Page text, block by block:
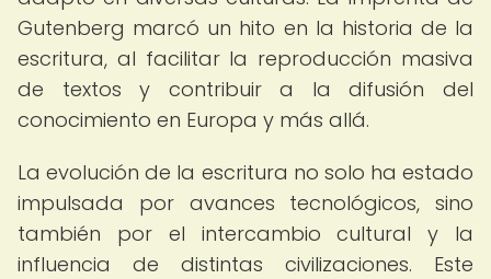
Gutenberg marcó un hito en la historia de la
escritura, al facilitar la reproducción masiva
de textos y contribuir a la difusión del
conocimiento en Europa y más allá.
La evolución de la escritura no solo ha estado
impulsada por avances tecnológicos, sino
también por el intercambio cultural y la
influencia de distintas civilizaciones. Este